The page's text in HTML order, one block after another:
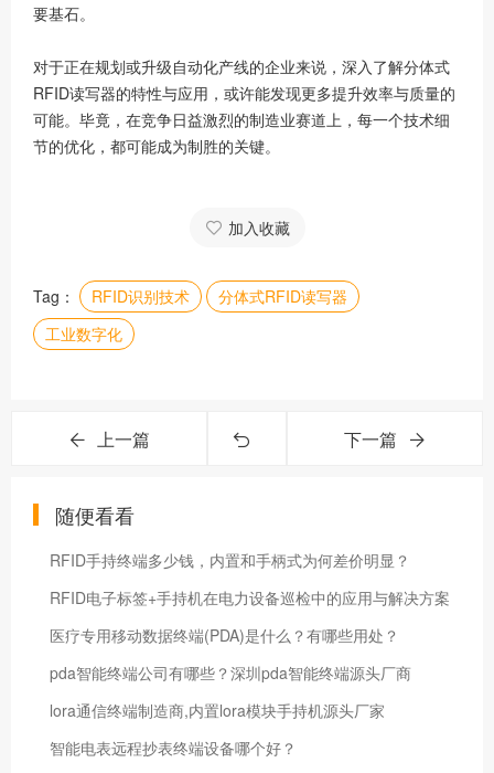
要基石。
对于正在规划或升级自动化产线的企业来说，深入了解分体式
RFID读写器的特性与应用，或许能发现更多提升效率与质量的
可能。毕竟，在竞争日益激烈的制造业赛道上，每一个技术细
节的优化，都可能成为制胜的关键。
加入收藏
Tag： RFID识别技术
分体式RFID读写器
工业数字化
上一篇 下一篇
随便看看
RFID手持终端多少钱，内置和手柄式为何差价明显？
RFID电子标签+手持机在电力设备巡检中的应用与解决方案
医疗专用移动数据终端(PDA)是什么？有哪些用处？
pda智能终端公司有哪些？深圳pda智能终端源头厂商
lora通信终端制造商,内置lora模块手持机源头厂家
智能电表远程抄表终端设备哪个好？